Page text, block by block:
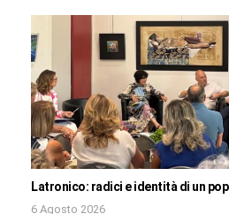
Latronico: radici e identità di un
6 Agosto 2026